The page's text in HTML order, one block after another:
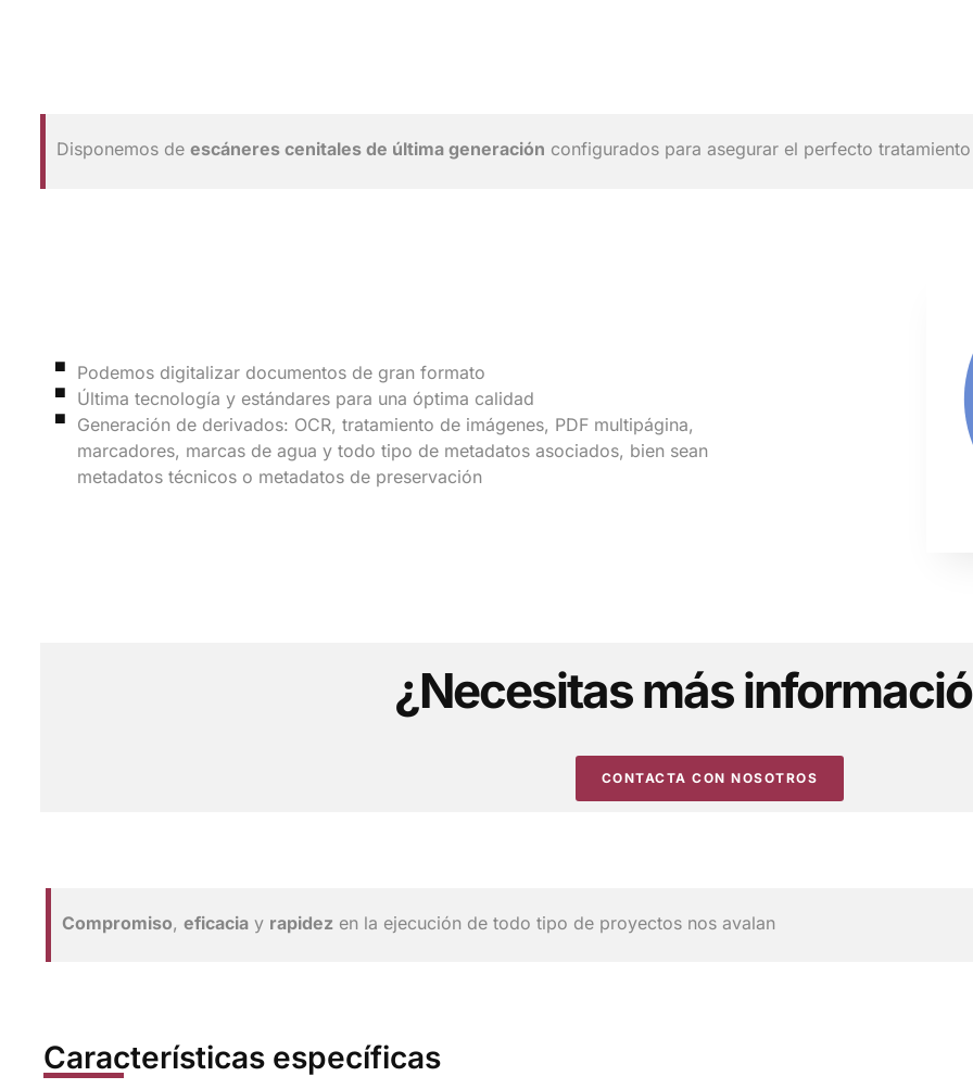
Disponemos de escáneres cenitales de última generación configurados para asegurar el perfecto
Podemos digitalizar documentos de gran formato
Última tecnología y estándares para una óptima calidad
Generación de derivados: OCR, tratamiento de imágenes, PDF multipágina,
marcadores, marcas de agua y todo tipo de metadatos asociados, bien sean
metadatos técnicos o metadatos de preservación
¿Necesitas más
CONTACTA CON NOSOTROS
Compromiso,eficacia y rapidez en la ejecución de todo tipo de proyectos nos avalan
Características específicas